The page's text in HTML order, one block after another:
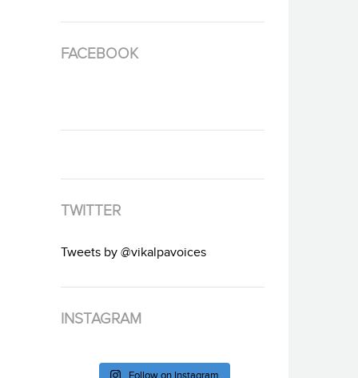
FACEBOOK
TWITTER
Tweets by @vikalpavoices
INSTAGRAM